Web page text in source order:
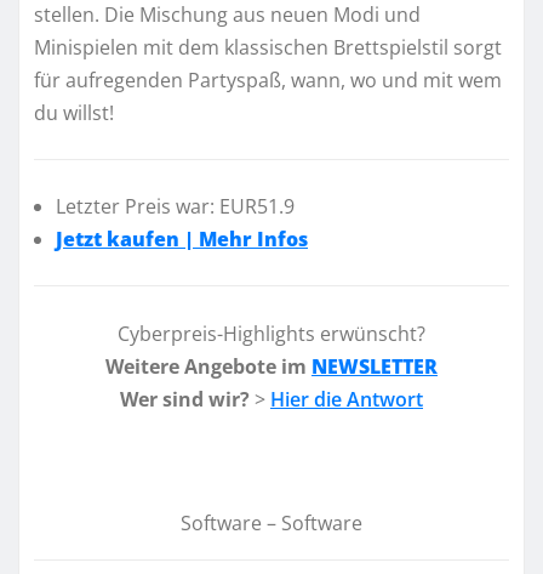
stellen. Die Mischung aus neuen Modi und
Minispielen mit dem klassischen Brettspielstil sorgt
für aufregenden Partyspaß, wann, wo und mit wem
du willst!
Letzter Preis war: EUR51.9
Jetzt kaufen | Mehr Infos
Cyberpreis-Highlights erwünscht?
Weitere Angebote im NEWSLETTER
Wer sind wir? > Hier die Antwort
Software – Software